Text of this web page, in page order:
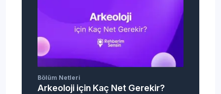
Bölüm Netleri
Arkeoloji için Kaç Net Gerekir?